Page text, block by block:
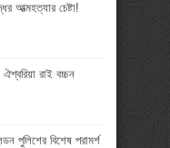
আত্মহত্যার চেষ্টা!
ঐশ্বরিয়া রাই বচ্চন
পুলিশের বিশেষ পরামর্শ